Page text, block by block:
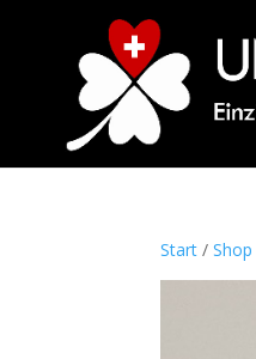
Start /Shop